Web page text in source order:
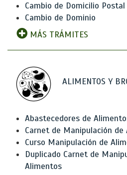
Cambio de Domicilio Postal
Cambio de Dominio
MÁS TRÁMITES
ALIMENTOS Y
Abastecedores de
Carnet de Manipulación de
Curso Manipulación de
Duplicado Carnet de
Alimentos